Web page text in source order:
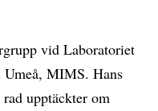
vid Laboratoriet
MIMS. Hans
upptäckter om